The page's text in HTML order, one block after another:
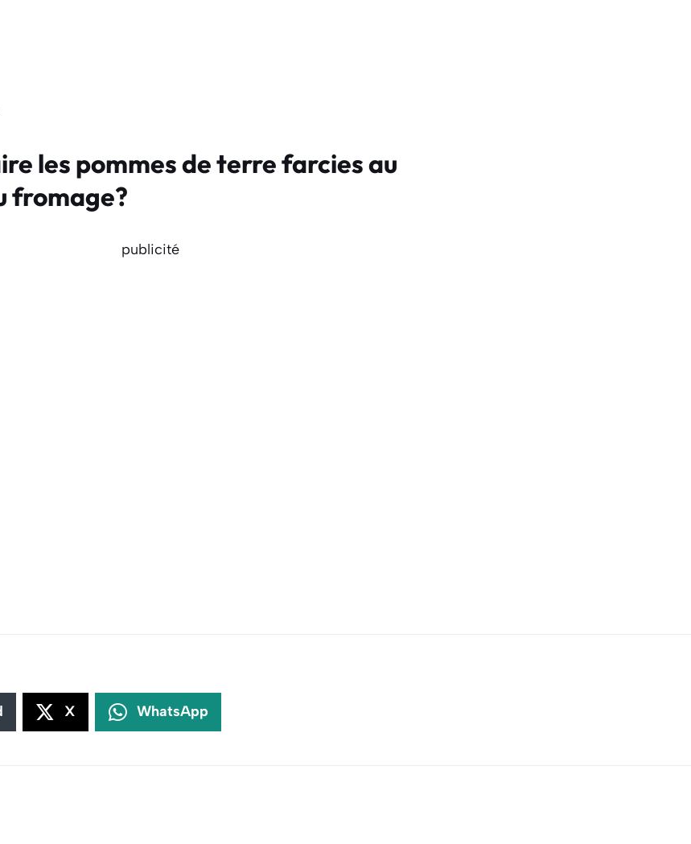
les pommes de terre farcies au
fromage?
publicité
X WhatsApp